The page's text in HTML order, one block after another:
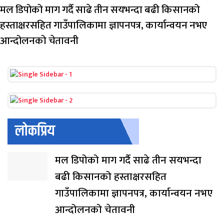
मल डिपोको माग गर्दै साढे तीन सयभन्दा बढी किसानको
हस्ताक्षरसहित गाउँपालिकामा ज्ञापनपत्र, कार्यान्वयन नभए
आन्दोलनको चेतावनी
लोकप्रिय
मल डिपोको माग गर्दै साढे तीन सयभन्दा
बढी किसानको हस्ताक्षरसहित
गाउँपालिकामा ज्ञापनपत्र, कार्यान्वयन नभए
आन्दोलनको चेतावनी